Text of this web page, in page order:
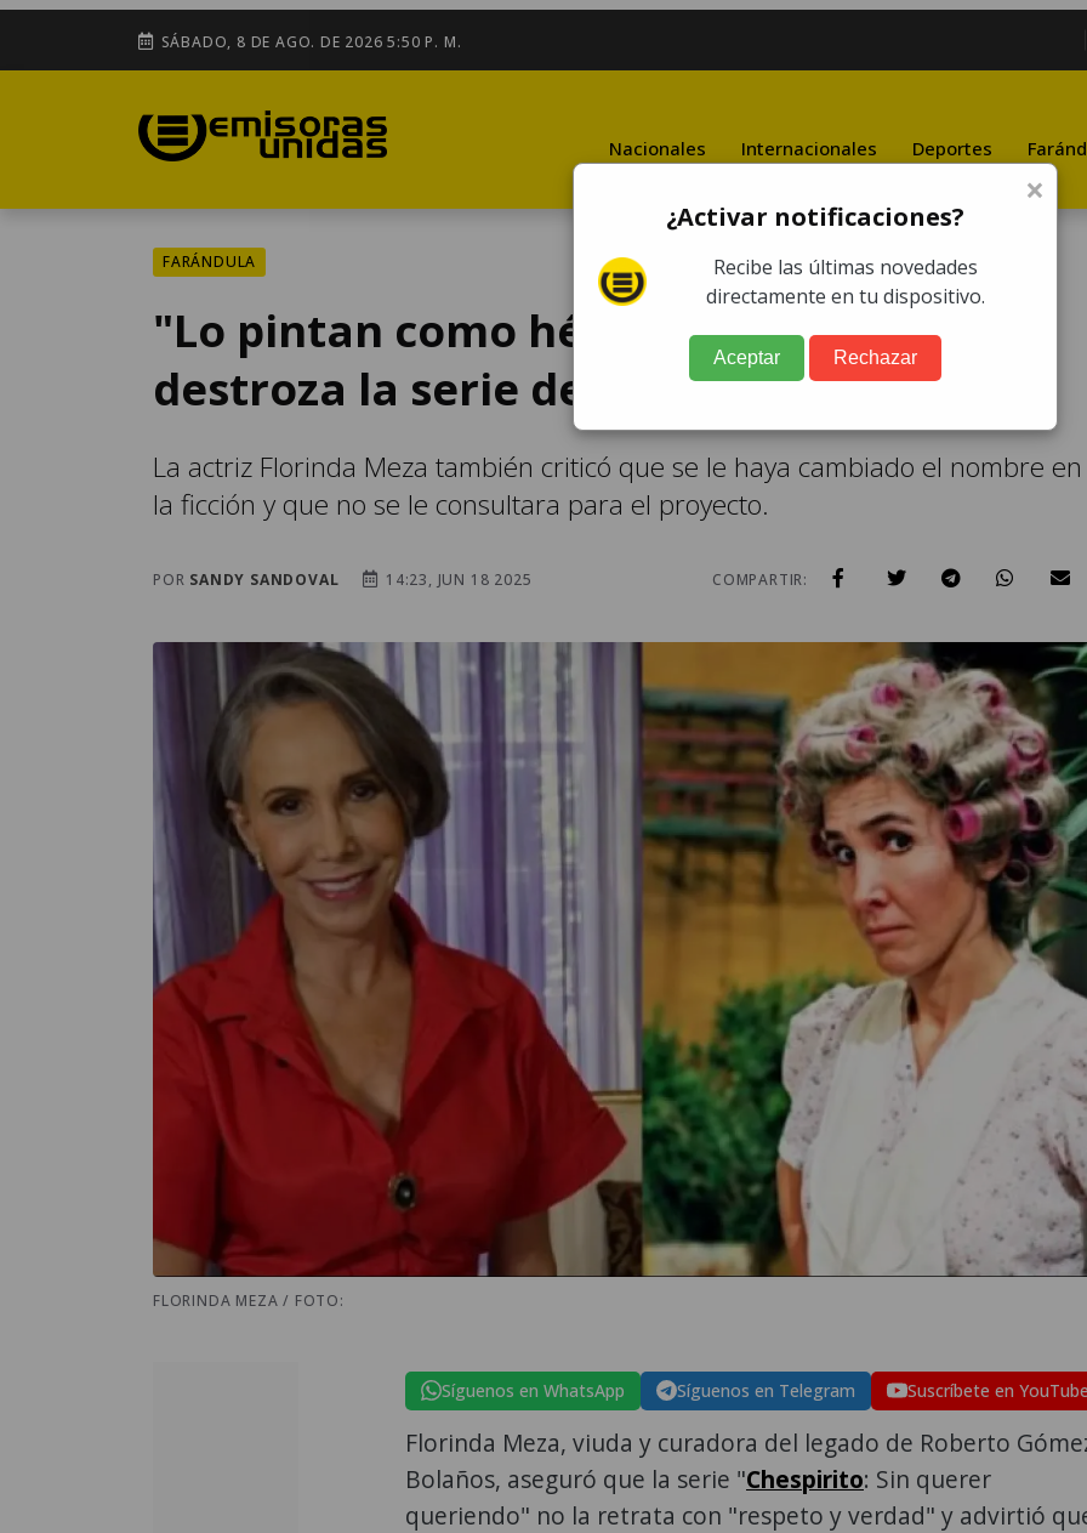
SÁBADO, 8 DE AGO. DE 2026 5:50 P. M.
Nacionales Internacionales Deportes
FARÁNDULA
"Lo pintan como héroe", Florinda Meza
destroza la serie de Chespirito
La actriz Florinda Meza también criticó que se le haya cambiado el nombre en
la ficción y que no se le consultara para el proyecto.
POR SANDY SANDOVAL 14:23, JUN 18 2025 COMPARTIR:
FLORINDA MEZA / FOTO:
Síguenos en WhatsApp Síguenos en Telegram Suscríbete en
Florinda Meza, viuda y curadora del legado de Roberto
Bolaños, aseguró que la serie "Chespirito: Sin querer
queriendo" no la retrata con "respeto y verdad" y advirtió
×
¿Activar notificaciones?
Recibe las últimas novedades
directamente en tu dispositivo.
Aceptar Rechazar